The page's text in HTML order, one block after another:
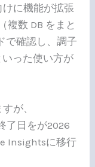
に機能が拡張
複数 DB をまと
で確認し、調子
った使い方が
が、
了日をが2026
Insightsに移行